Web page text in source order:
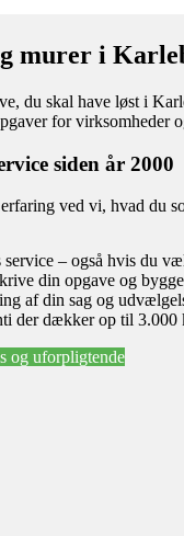
murer i
du skal have løst i
for virksomheder
siden år 2000
ved vi, hvad du
service – også hvis du
din opgave og
af din sag og
der dækker op til 3.000
og uforpligtende